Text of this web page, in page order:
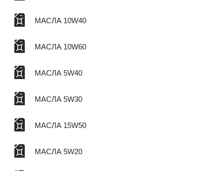
МАСЛА 10W40
МАСЛА 10W60
МАСЛА 5W40
МАСЛА 5W30
МАСЛА 15W50
МАСЛА 5W20